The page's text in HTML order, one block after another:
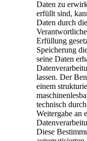
Daten zu
erfüllt sind,
Daten durch
Erfüllung
Speicherung
seine Daten
lassen. Der
einem
technisch
Weitergabe an
Diese